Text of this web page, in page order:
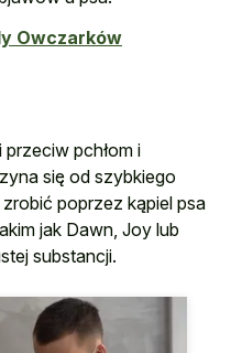
Owczarków
pchłom i
się od szybkiego
poprzez kąpiel psa
jak Dawn, Joy lub
substancji.